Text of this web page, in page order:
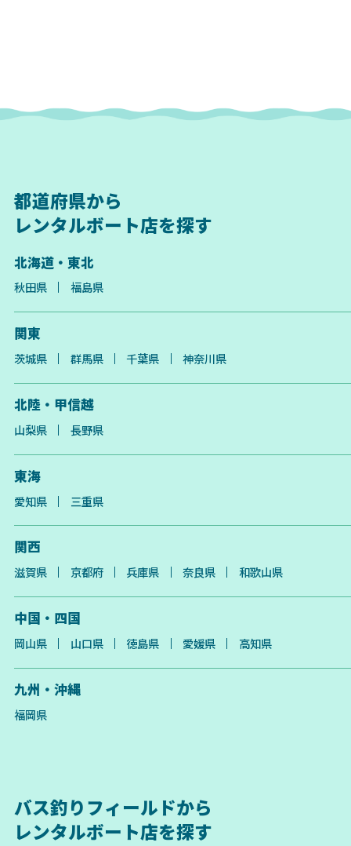
都道府県から
レンタルボート店を探す
北海道・東北
秋田県 福島県
関東
茨城県 群馬県 千葉県 神奈川県
北陸・甲信越
山梨県 長野県
東海
愛知県 三重県
関西
滋賀県 京都府 兵庫県 奈良県 和歌山県
中国・四国
岡山県 山口県 徳島県 愛媛県 高知県
九州・沖縄
福岡県
バス釣りフィールドから
レンタルボート店を探す